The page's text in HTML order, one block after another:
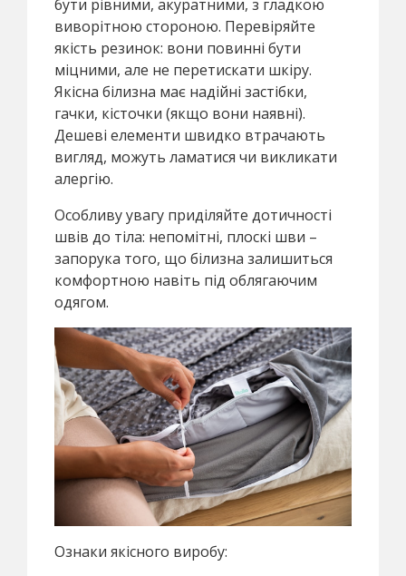
бути рівними, акуратними, з гладкою
виворітною стороною. Перевіряйте
якість резинок: вони повинні бути
міцними, але не перетискати шкіру.
Якісна білизна має надійні застібки,
гачки, кісточки (якщо вони наявні).
Дешеві елементи швидко втрачають
вигляд, можуть ламатися чи викликати
алергію.
Особливу увагу приділяйте дотичності
швів до тіла: непомітні, плоскі шви –
запорука того, що білизна залишиться
комфортною навіть під облягаючим
одягом.
Ознаки якісного виробу: